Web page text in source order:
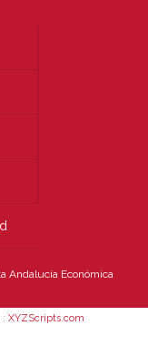
Andalucía Económica
: XYZScripts.com